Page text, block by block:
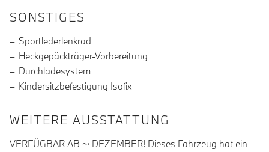
SONSTIGES
Sportlederlenkrad
Heckgepäckträger-Vorbereitung
Durchladesystem
Kindersitzbefestigung Isofix
WEITERE AUSSTATTUNG
VERFÜGBAR AB ~ DEZEMBER! Dieses Fahrzeug hat ein